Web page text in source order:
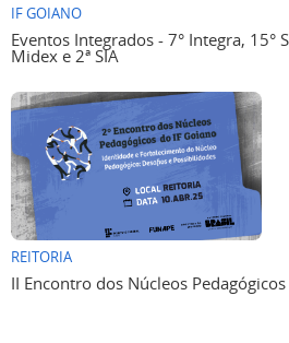
IF GOIANO
Eventos Integrados - 7° Integra, 15°
Midex e 2ª SIA
REITORIA
II Encontro dos Núcleos